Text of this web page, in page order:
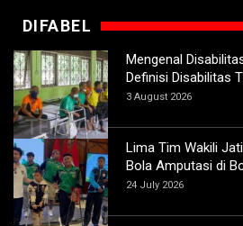
DIFABEL
Mengenal
Definisi Disabilitas
3 August 2026
Lima Tim Wakili
Bola Amputasi di
24 July 2026